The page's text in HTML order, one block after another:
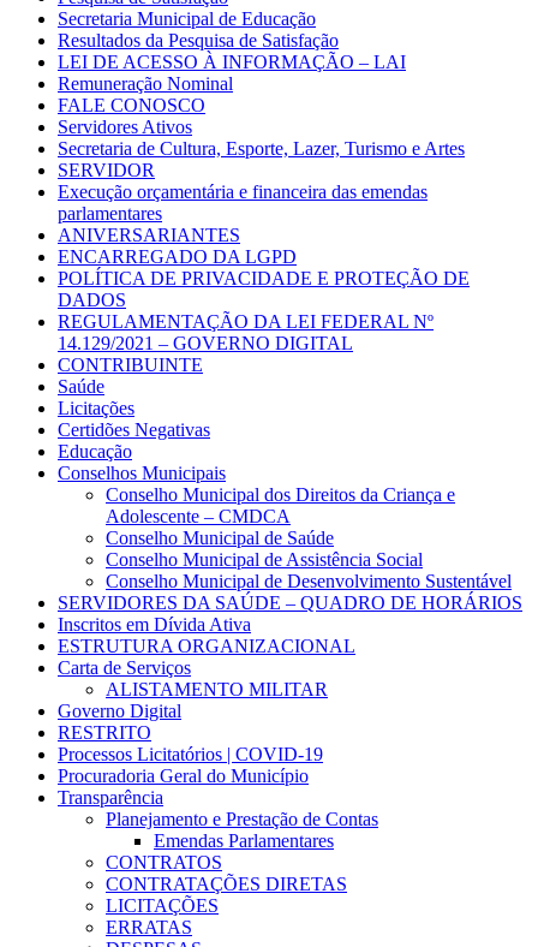
Secretaria Municipal de Educação
Resultados da Pesquisa de Satisfação
LEI DE ACESSO À INFORMAÇÃO – LAI
Remuneração Nominal
FALE CONOSCO
Servidores Ativos
Secretaria de Cultura, Esporte, Lazer, Turismo e Artes
SERVIDOR
Execução orçamentária e financeira das emendas
parlamentares
ANIVERSARIANTES
ENCARREGADO DA LGPD
POLÍTICA DE PRIVACIDADE E PROTEÇÃO DE
DADOS
REGULAMENTAÇÃO DA LEI FEDERAL Nº
14.129/2021 – GOVERNO DIGITAL
CONTRIBUINTE
Saúde
Licitações
Certidões Negativas
Educação
Conselhos Municipais
Conselho Municipal dos Direitos da Criança e
Adolescente – CMDCA
Conselho Municipal de Saúde
Conselho Municipal de Assistência Social
Conselho Municipal de Desenvolvimento Sustentável
SERVIDORES DA SAÚDE – QUADRO DE HORÁRIOS
Inscritos em Dívida Ativa
ESTRUTURA ORGANIZACIONAL
Carta de Serviços
ALISTAMENTO MILITAR
Governo Digital
RESTRITO
Processos Licitatórios | COVID-19
Procuradoria Geral do Município
Transparência
Planejamento e Prestação de Contas
Emendas Parlamentares
CONTRATOS
CONTRATAÇÕES DIRETAS
LICITAÇÕES
ERRATAS